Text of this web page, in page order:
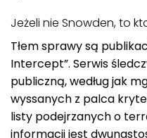
Jeżeli nie Snowden, to
Tłem sprawy są
Intercept”. Serwis
publiczną, według jak
wyssanych z palca
listy podejrzanych o
informacji jest